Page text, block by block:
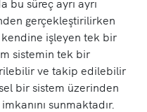
gerçekleştirilirken
işleyen tek bir
sistemin tek bir
ve takip edilebilir
bir sistem üzerinden
sunmaktadır.